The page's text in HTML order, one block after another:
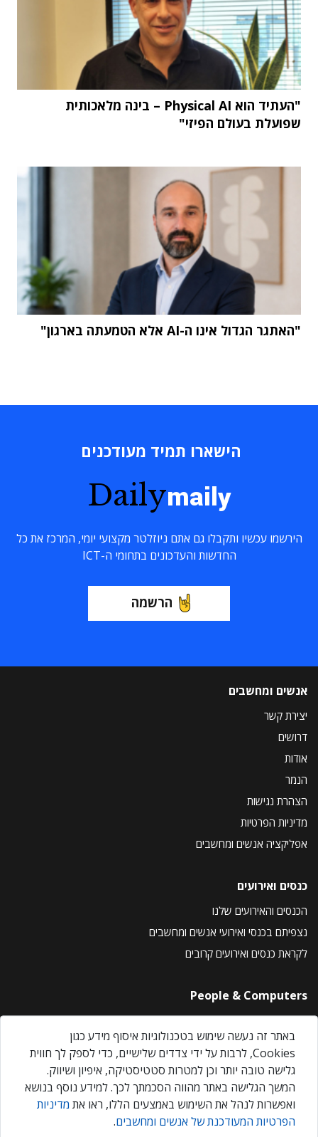
"העתיד הוא Physical AI – בינה מלאכותית
שפועלת בעולם הפיזי"
"האתגר הגדול אינו ה-AI אלא הטמעתה בארגון"
הישארו תמיד מעודכנים
Dailymaily
הירשמו עכשיו ותקבלו גם אתם ניוזלטר מקצועי יומי, המרכז את כל
החדשות והעדכונים בתחומי ה-ICT
הרשמה
אנשים ומחשבים
יצירת קשר
דרושים
אודות
הנמר
הצהרת נגישות
מדיניות הפרטיות
אפליקציה אנשים ומחשבים
כנסים ואירועים
הכנסים והאירועים שלנו
נצפיתם בכנסי ואירועי אנשים ומחשבים
לקראת כנסים ואירועים קרובים
People & Computers
About Us
Privacy Policy
Contact Us
Our Events
באתר זה נעשה שימוש בטכנולוגיות איסוף מידע כגון
Cookies, לרבות על ידי צדדים שלישיים, כדי לספק לך חווית
גלישה טובה יותר וכן למטרות סטטיסטיקה, איפיון ושיווק.
המשך הגלישה באתר מהווה הסכמתך לכך. למידע נוסף בנושא
ואפשרות לנהל את השימוש באמצעים הללו, ראו את מדיניות
הפרטיות המעודכנת של אנשים ומחשבים.